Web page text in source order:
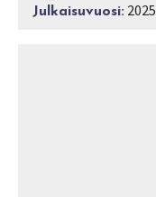
Julkaisuvuosi: 2025